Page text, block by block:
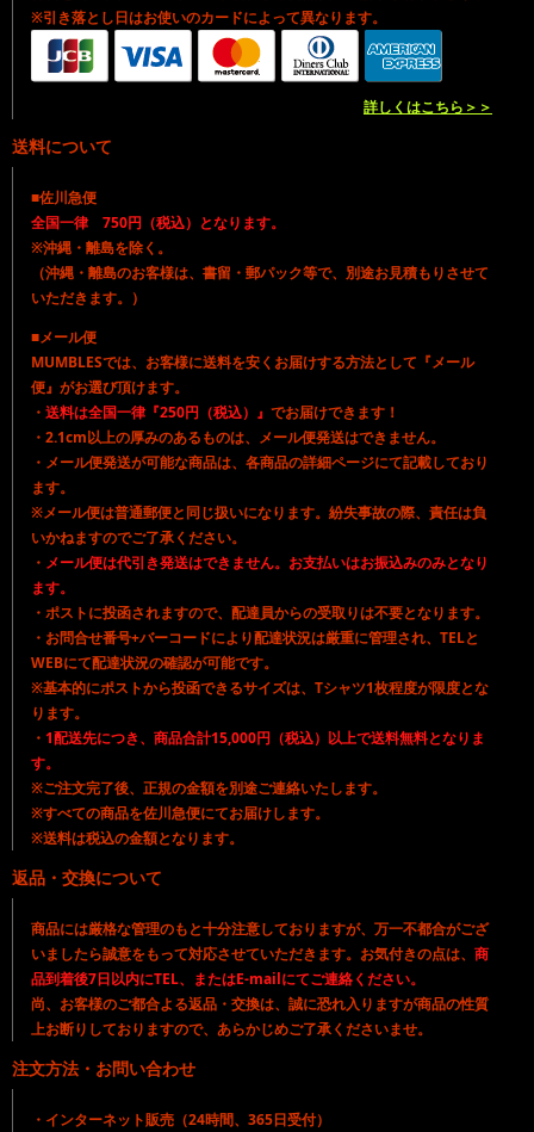
※引き落とし日はお使いのカードによって異なります。
詳しくはこちら＞＞
送料について
■佐川急便
全国一律 750円（税込）となります。
※沖縄・離島を除く。
（沖縄・離島のお客様は、書留・郵パック等で、別途お見積もりさせて
いただきます。）
■メール便
MUMBLESでは、お客様に送料を安くお届けする方法として『メール
便』がお選び頂けます。
・ 送料は全国一律『250円（税込）』 でお届けできます！
・2.1cm以上の厚みのあるものは、メール便発送はできません。
・メール便発送が可能な商品は、各商品の詳細ページにて記載しており
ます。
※メール便は普通郵便と同じ扱いになります。紛失事故の際、責任は負
いかねますのでご了承ください。
・ メール便は代引き発送はできません。お支払いはお振込みのみとなり
ます。
・ポストに投函されますので、配達員からの受取りは不要となります。
・お問合せ番号+バーコードにより配達状況は厳重に管理され、TELと
WEBにて配達状況の確認が可能です。
※基本的にポストから投函できるサイズは、Tシャツ1枚程度が限度とな
ります。
・ 1配送先につき、商品合計15,000円（税込）以上で送料無料となりま
す。
※ご注文完了後、正規の金額を別途ご連絡いたします。
※すべての商品を佐川急便にてお届けします。
※送料は税込の金額となります。
返品・交換について
商品には厳格な管理のもと十分注意しておりますが、万一不都合がござ
いましたら誠意をもって対応させていただきます。お気付きの点は、 商
品到着後7日以内にTEL、またはE-mailにてご連絡ください。
尚、お客様のご都合よる返品・交換は、誠に恐れ入りますが商品の性質
上お断りしておりますので、あらかじめご了承くださいませ。
注文方法・お問い合わせ
・インターネット販売（24時間、365日受付）